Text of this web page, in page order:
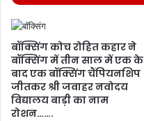
बॉक्सिंग कोच रोहित कहार ने
बॉक्सिंग में तीन साल में एक के
बाद एक बॉक्सिंग चैंपियनशिप
जीतकर श्री जवाहर नवोदय
विद्यालय बाड़ी का नाम
रोशन…….